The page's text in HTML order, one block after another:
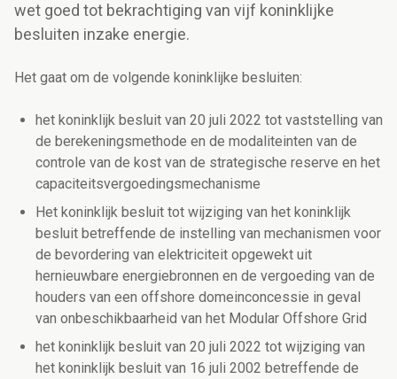
wet goed tot bekrachtiging van vijf koninklijke
besluiten inzake energie.
Het gaat om de volgende koninklijke besluiten:
het koninklijk besluit van 20 juli 2022 tot vaststelling van
de berekeningsmethode en de modaliteinten van de
controle van de kost van de strategische reserve en het
capaciteitsvergoedingsmechanisme
Het koninklijk besluit tot wijziging van het koninklijk
besluit betreffende de instelling van mechanismen voor
de bevordering van elektriciteit opgewekt uit
hernieuwbare energiebronnen en de vergoeding van de
houders van een offshore domeinconcessie in geval
van onbeschikbaarheid van het Modular Offshore Grid
het koninklijk besluit van 20 juli 2022 tot wijziging van
het koninklijk besluit van 16 juli 2002 betreffende de